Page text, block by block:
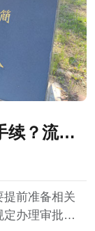
续？流程
前准备相关
办理审批程